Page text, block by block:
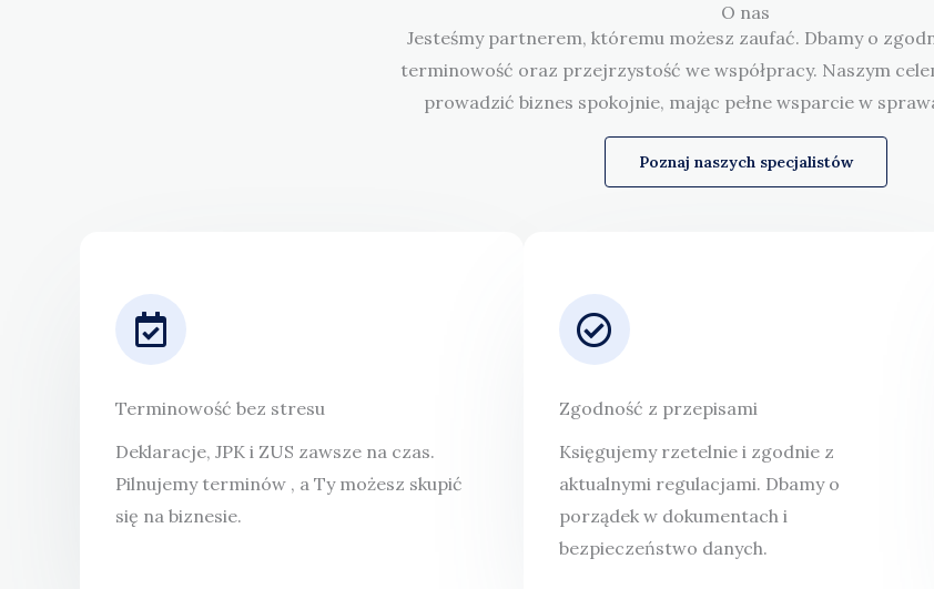
O nas
Jesteśmy partnerem, któremu możesz zaufać. Dbamy o
terminowość oraz przejrzystość we współpracy. Naszym
prowadzić biznes spokojnie, mając pełne wsparcie w
Poznaj naszych specjalistów
Terminowość bez stresu
Deklaracje, JPK i ZUS zawsze na czas.
Pilnujemy terminów , a Ty możesz skupić
się na biznesie.
Zgodność z przepisami
Księgujemy rzetelnie i zgodnie z
aktualnymi regulacjami. Dbamy o
porządek w dokumentach i
bezpieczeństwo danych.